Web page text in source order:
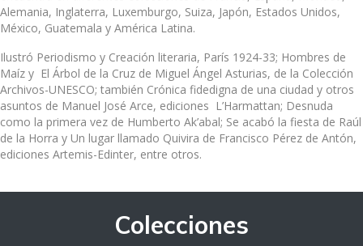
Alemania, Inglaterra, Luxemburgo, Suiza, Japón, Estados Unidos,
México, Guatemala y América Latina.
Ilustró Periodismo y Creación literaria, París 1924-33; Hombres de
Maíz y El Árbol de la Cruz de Miguel Ángel Asturias, de la Colección
Archivos-UNESCO; también Crónica fidedigna de una ciudad y otros
asuntos de Manuel José Arce, ediciones L’Harmattan; Desnuda
como la primera vez de Humberto Ak’abal; Se acabó la fiesta de Raúl
de la Horra y Un lugar llamado Quivira de Francisco Pérez de Antón,
ediciones Artemis-Edinter, entre otros.
Colecciones